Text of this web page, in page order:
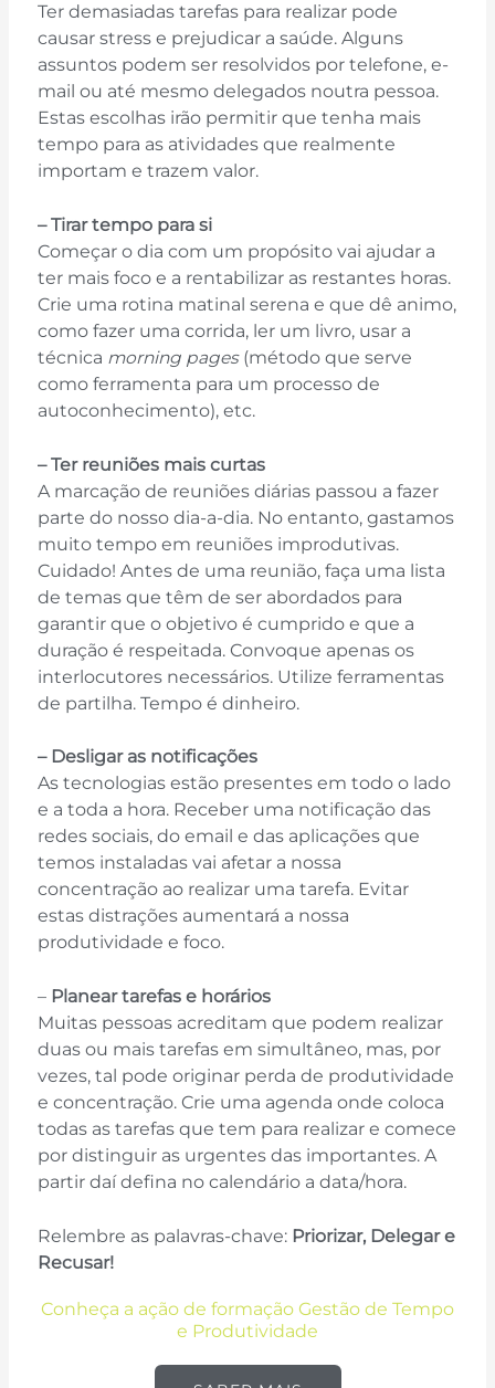
Ter demasiadas tarefas para realizar pode
causar stress e prejudicar a saúde. Alguns
assuntos podem ser resolvidos por telefone, e-
mail ou até mesmo delegados noutra pessoa.
Estas escolhas irão permitir que tenha mais
tempo para as atividades que realmente
importam e trazem valor.
– Tirar tempo para si
Começar o dia com um propósito vai ajudar a
ter mais foco e a rentabilizar as restantes horas.
Crie uma rotina matinal serena e que dê animo,
como fazer uma corrida, ler um livro, usar a
técnica morning pages(método que serve
como ferramenta para um processo de
autoconhecimento), etc.
– Ter reuniões mais curtas
A marcação de reuniões diárias passou a fazer
parte do nosso dia-a-dia. No entanto, gastamos
muito tempo em reuniões improdutivas.
Cuidado! Antes de uma reunião, faça uma lista
de temas que têm de ser abordados para
garantir que o objetivo é cumprido e que a
duração é respeitada. Convoque apenas os
interlocutores necessários. Utilize ferramentas
de partilha. Tempo é dinheiro.
– Desligar as notificações
As tecnologias estão presentes em todo o lado
e a toda a hora. Receber uma notificação das
redes sociais, do email e das aplicações que
temos instaladas vai afetar a nossa
concentração ao realizar uma tarefa. Evitar
estas distrações aumentará a nossa
produtividade e foco.
– Planear tarefas e horários
Muitas pessoas acreditam que podem realizar
duas ou mais tarefas em simultâneo, mas, por
vezes, tal pode originar perda de produtividade
e concentração. Crie uma agenda onde coloca
todas as tarefas que tem para realizar e comece
por distinguir as urgentes das importantes. A
partir daí defina no calendário a data/hora.
Relembre as palavras-chave: Priorizar, Delegar e
Recusar!
Conheça a ação de formação Gestão de Tempo
e Produtividade